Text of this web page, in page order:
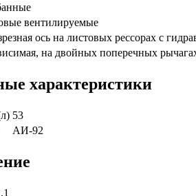
вентилируемые
ось на листовых рессорах с
на двойных поперечных
характеристики
53
АИ-92